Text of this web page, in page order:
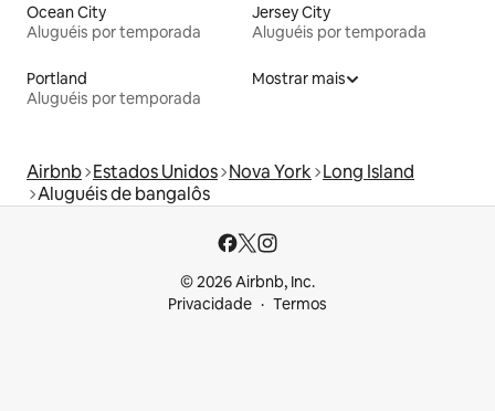
Ocean City
Aluguéis por temporada
Jersey City
Aluguéis por temporada
Portland
Aluguéis por temporada
Mostrar mais
Airbnb Estados Unidos Nova York Long Island
Aluguéis de bangalôs
© 2026 Airbnb, Inc.
Privacidade
Termos